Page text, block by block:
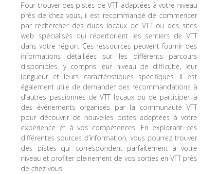
Pour trouver des pistes de VTT adaptées à votre niveau
près de chez vous, il est recommandé de commencer
par rechercher des clubs locaux de VTT ou des sites
web spécialisés qui répertorient les sentiers de VTT
dans votre région. Ces ressources peuvent fournir des
informations détaillées sur les différents parcours
disponibles, y compris leur niveau de difficulté, leur
longueur et leurs caractéristiques spécifiques. Il est
également utile de demander des recommandations à
d’autres passionnés de VTT locaux ou de participer à
des événements organisés par la communauté VTT
pour découvrir de nouvelles pistes adaptées à votre
expérience et à vos compétences. En explorant ces
différentes sources d’information, vous pourrez trouver
des pistes qui correspondent parfaitement à votre
niveau et profiter pleinement de vos sorties en VTT près
de chez vous.